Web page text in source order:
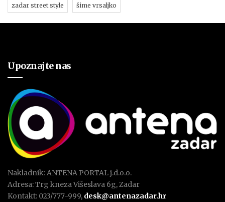
zadar street style šime vrsaljko
Upoznajte nas
Nakladnik: ANTENA PORTAL j.d.o.o.
Adresa: Trg kneza Višeslava 6g, Zadar
Kontakt: 023/777-999, desk@antenazadar.hr